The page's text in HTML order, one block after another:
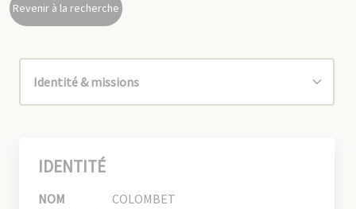
Revenir à la recherche
IDENTITÉ
NOM
COLOMBET